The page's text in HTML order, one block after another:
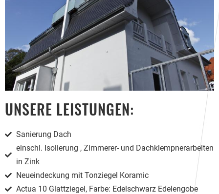
UNSERE LEISTUNGEN:
Sanierung Dach
einschl. Isolierung , Zimmerer- und Dachklempnerarbeiten
in Zink
Neueindeckung mit Tonziegel Koramic
Actua 10 Glattziegel, Farbe: Edelschwarz Edelengobe